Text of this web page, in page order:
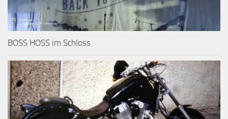
BOSS HOSS im Schloss